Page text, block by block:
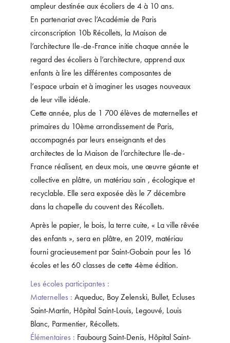
ampleur destinée aux écoliers de 4 à 10 ans.
En partenariat avec l’Académie de Paris
circonscription 10b Récollets, la Maison de
l’architecture Ile-de-France initie chaque année le
regard des écoliers à l’architecture, apprend aux
enfants à lire les différentes composantes de
l’espace urbain et à imaginer les usages nouveaux
de leur ville idéale.
Cette année, plus de 1 700 élèves de maternelles et
primaires du 10ème arrondissement de Paris,
accompagnés par leurs enseignants et des
architectes de la Maison de l’architecture Ile-de-
France réalisent, en deux mois, une œuvre géante et
collective en plâtre, un matériau sain , écologique et
recyclable. Elle sera exposée dès le 7 décembre
dans la chapelle du couvent des Récollets.
Après le papier, le bois, la terre cuite, « La ville rêvée
des enfants », sera en plâtre, en 2019, matériau
fourni gracieusement par Saint-Gobain pour les 16
écoles et les 60 classes de cette 4ème édition.
Les écoles participantes :
Maternelles : Aqueduc, Boy Zelenski, Bullet, Ecluses
Saint-Martin, Hôpital Saint-Louis, Legouvé, Louis
Blanc, Parmentier, Récollets.
Élémentaires : Faubourg Saint-Denis, Hôpital Saint-